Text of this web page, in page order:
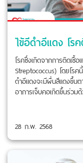
ไข้อีดำอีแดง โร
โรคซึ่งเกิดจากการติดเชื้
Streptococcus) โดยโร
ดำอีแดงจะมีผื่นสีแดงขึ้น
อาการเจ็บคอเกิดขึ้นร่วม
28 ก.พ. 2568